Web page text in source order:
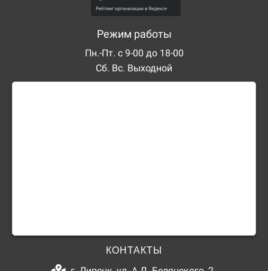
Режим работы
Пн.-Пт. с 9-00 до 18-00
Сб. Вс. Выходной
КОНТАКТЫ